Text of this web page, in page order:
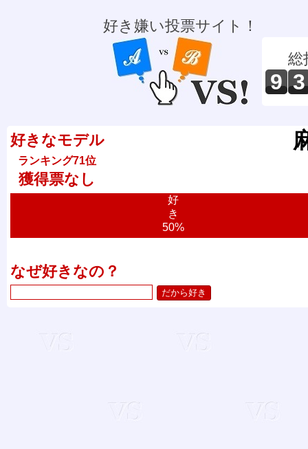
好き嫌い投票サイト！
総
9 3
好きなモデル
ランキング71位
獲得票なし
好
き
50%
なぜ好きなの？